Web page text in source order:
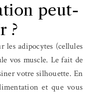
peut-
?
les adipocytes (cellules
vos muscle. Le fait de
votre silhouette. En
et que vous